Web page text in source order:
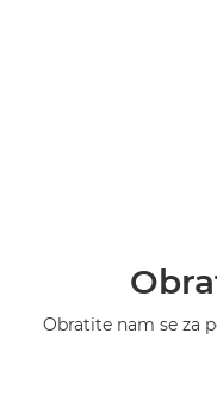
Obratite nam se za